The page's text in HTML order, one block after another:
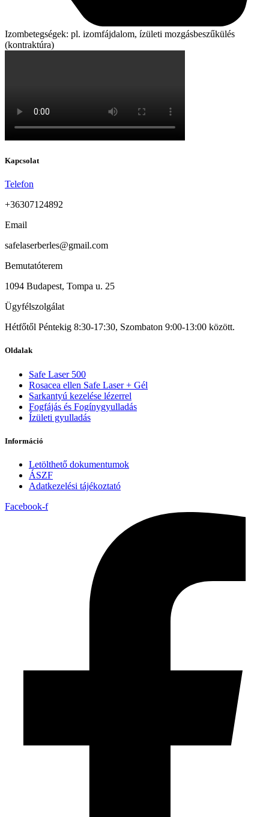
Izombetegségek: pl. izomfájdalom, ízületi mozgásbeszűkülés
(kontraktúra)
Kapcsolat
Telefon
+36307124892​
Email
safelaserberles@gmail.com
Bemutatóterem
1094 Budapest, Tompa u. 25
Ügyfélszolgálat
Hétfőtől Péntekig 8:30-17:30, Szombaton 9:00-13:00 között.
Oldalak
Safe Laser 500
Rosacea ellen Safe Laser + Gél
Sarkantyú kezelése lézerrel
Fogfájás és Fogínygyulladás
Ízületi gyulladás
Információ
Letölthető dokumentumok
ÁSZF
Adatkezelési tájékoztató
Facebook-f